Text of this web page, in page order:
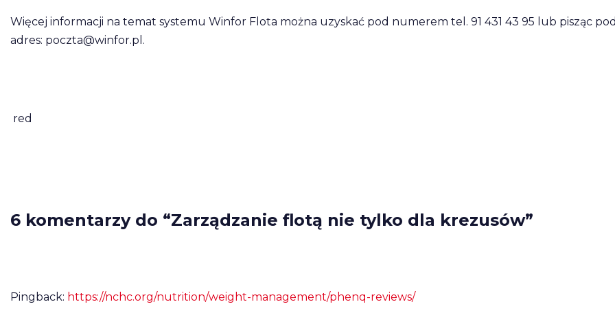
Więcej informacji na temat systemu Winfor Flota można uzyskać pod numerem tel. 91 431 43 95 lub pisząc pod
adres: poczta@winfor.pl .
red
6 komentarzy do “Zarządzanie flotą nie tylko dla krezusów”
Pingback: https://nchc.org/nutrition/weight-management/phenq-reviews/